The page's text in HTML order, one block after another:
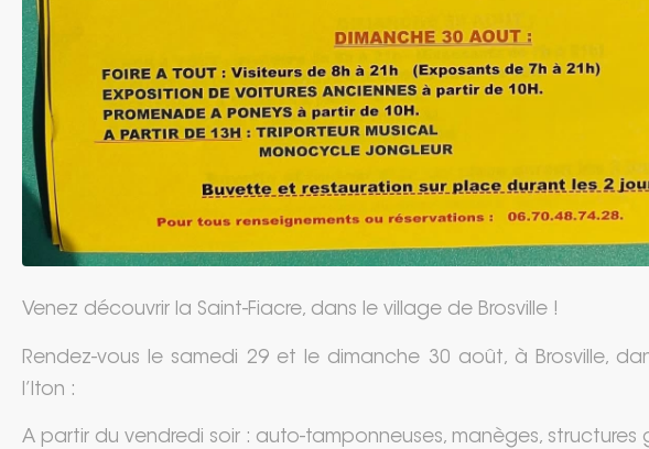
Venez découvrir la Saint-Fiacre, dans le village de Brosville !
Rendez-vous le samedi 29 et le dimanche 30 août, à Brosville,
l’Iton :
A partir du vendredi soir : auto-tamponneuses, manèges, structures